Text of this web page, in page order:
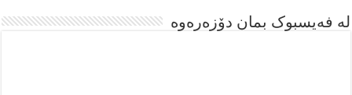
لە فەیسبوک بمان دۆزەرەوە